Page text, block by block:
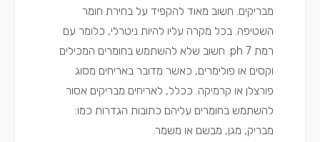
מבריקים. חשוב מאוד להקפיד על בחירת חומר
השטיפה. בכל מקרה עליו להיות ניטרלי, כלומר עם
רמת ph 7. חשוב שלא להשתמש בחומרים המכילים
וקסים או פולימרים, כאשר מדובר באריחים מסוג
פורצלן או קרמיקה. ככלל, לאריחים מבריקים אסור
להשתמש בחומרים עליהם כתובות הגדרות כמו:
מבריק, מגן, מבשם או משמר.